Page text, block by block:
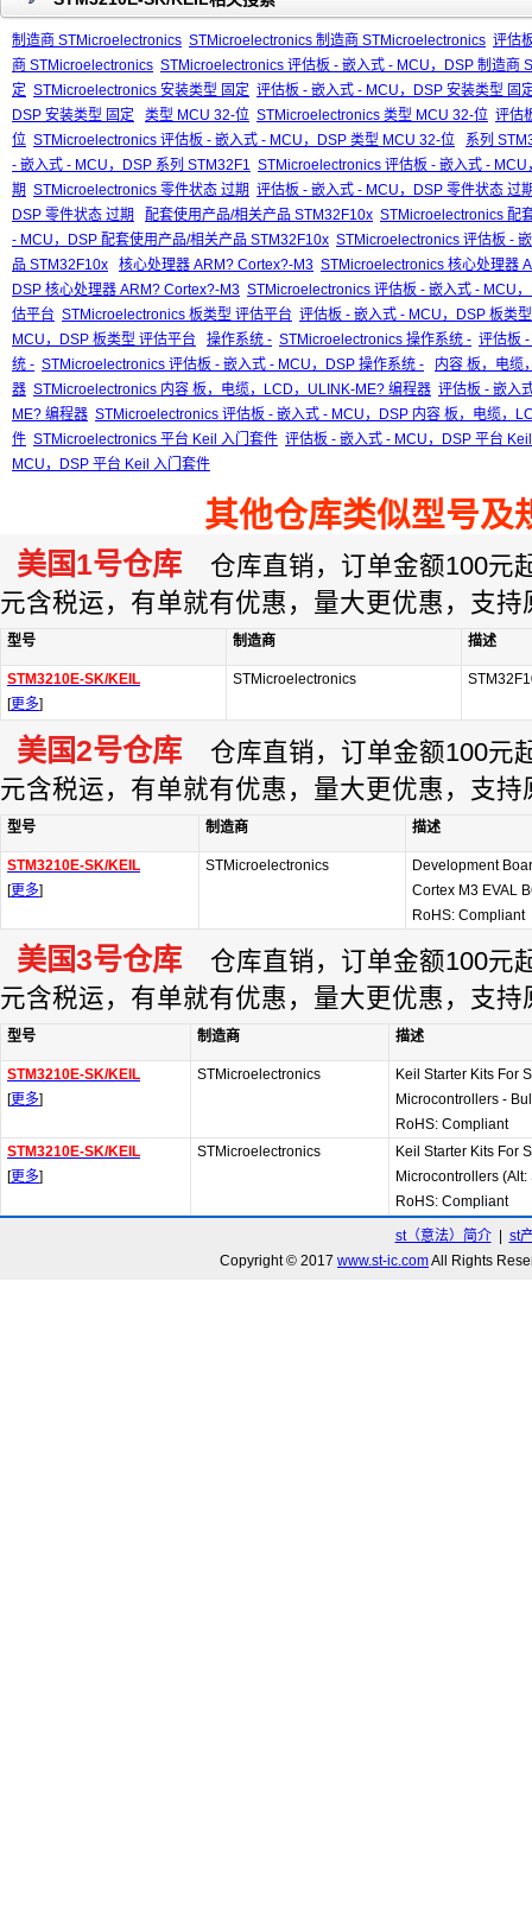
制造商 STMicroelectronics STMicroelectronics 制造商 STMicroelectronics 评估
商 STMicroelectronics STMicroelectronics 评估板 - 嵌入式 - MCU，DSP 制造商
定 STMicroelectronics 安装类型 固定 评估板 - 嵌入式 - MCU，DSP 安装类型 固
DSP 安装类型 固定
类型 MCU 32-位 STMicroelectronics 类型 MCU 32-位 评估
位 STMicroelectronics 评估板 - 嵌入式 - MCU，DSP 类型 MCU 32-位
系列
- 嵌入式 - MCU，DSP 系列 STM32F1 STMicroelectronics 评估板 - 嵌入式 -
期 STMicroelectronics 零件状态 过期 评估板 - 嵌入式 - MCU，DSP 零件状态 过
DSP 零件状态 过期
配套使用产品/相关产品 STM32F10x STMicroelectronics 配
- MCU，DSP 配套使用产品/相关产品 STM32F10x STMicroelectronics 评估板 -
品 STM32F10x
核心处理器 ARM? Cortex?-M3 STMicroelectronics 核心处理器
DSP 核心处理器 ARM? Cortex?-M3 STMicroelectronics 评估板 - 嵌入式 - MCU
估平台 STMicroelectronics 板类型 评估平台 评估板 - 嵌入式 - MCU，DSP 板类
MCU，DSP 板类型 评估平台
操作系统 - STMicroelectronics 操作系统 - 评估板
统 - STMicroelectronics 评估板 - 嵌入式 - MCU，DSP 操作系统 -
内容 板，电缆
器 STMicroelectronics 内容 板，电缆，LCD，ULINK-ME? 编程器 评估板 - 嵌入
ME? 编程器 STMicroelectronics 评估板 - 嵌入式 - MCU，DSP 内容 板，电缆，
件 STMicroelectronics 平台 Keil 入门套件 评估板 - 嵌入式 - MCU，DSP 平台
MCU，DSP 平台 Keil 入门套件
其他仓库类似型号及
美国1号仓库 仓库直销，订单金额100元
元含税运，有单就有优惠，量大更优惠，支持
型号 制造商 描述
STM3210E-SK/KEIL
[更多]
STMicroelectronics
美国2号仓库 仓库直销，订单金额100元
元含税运，有单就有优惠，量大更优惠，支持
型号 制造商 描述
STM3210E-SK/KEIL
[更多]
STMicroelectronics
Development
Cortex M3 EVAL
RoHS: Compliant
美国3号仓库 仓库直销，订单金额100元
元含税运，有单就有优惠，量大更优惠，支持
型号 制造商 描述
STM3210E-SK/KEIL
[更多]
STMicroelectronics
Keil Starter Kits For
Microcontrollers -
RoHS: Compliant
STM3210E-SK/KEIL
[更多]
STMicroelectronics
Keil Starter Kits For
Microcontrollers
RoHS: Compliant
st（意法）简介| st
Copyright © 2017 www.st-ic.comAll Rights